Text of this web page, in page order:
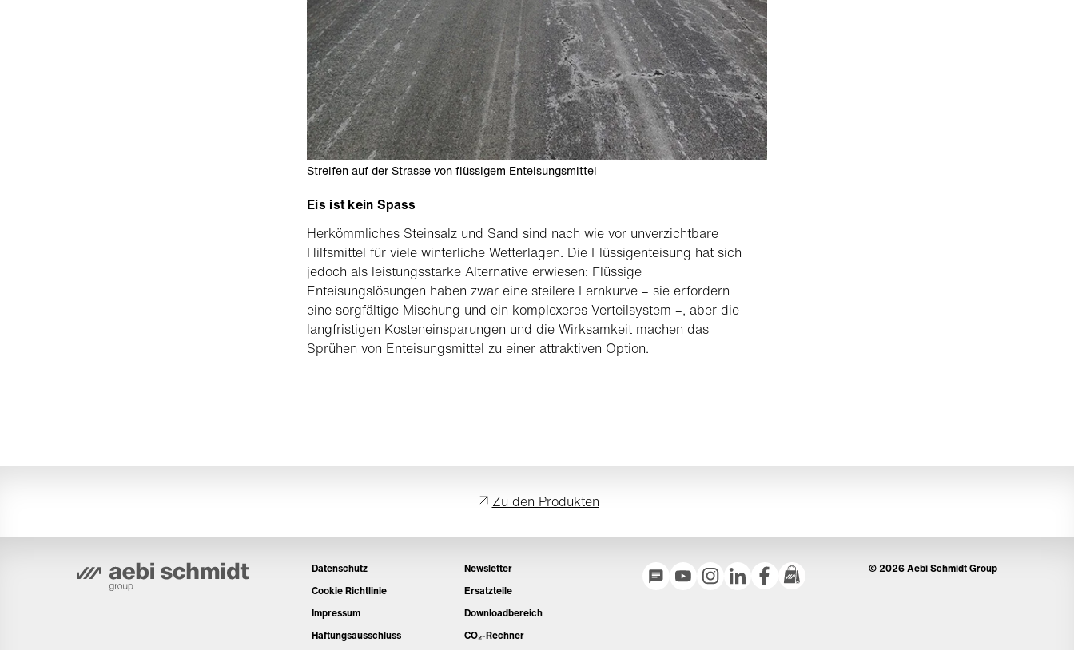
Streifen auf der Strasse von flüssigem Enteisungsmittel
Eis ist kein Spass
Herkömmliches Steinsalz und Sand sind nach wie vor unverzichtbare
Hilfsmittel für viele winterliche Wetterlagen. Die Flüssigenteisung hat sich
jedoch als leistungsstarke Alternative erwiesen: Flüssige
Enteisungslösungen haben zwar eine steilere Lernkurve – sie erfordern
eine sorgfältige Mischung und ein komplexeres Verteilsystem –, aber die
langfristigen Kosteneinsparungen und die Wirksamkeit machen das
Sprühen von Enteisungsmittel zu einer attraktiven Option.
Zu den Produkten
Datenschutz
Cookie Richtlinie
Impressum
Haftungsausschluss
Newsletter
Ersatzteile
Downloadbereich
CO₂-Rechner
© 2026 Aebi Schmidt Group